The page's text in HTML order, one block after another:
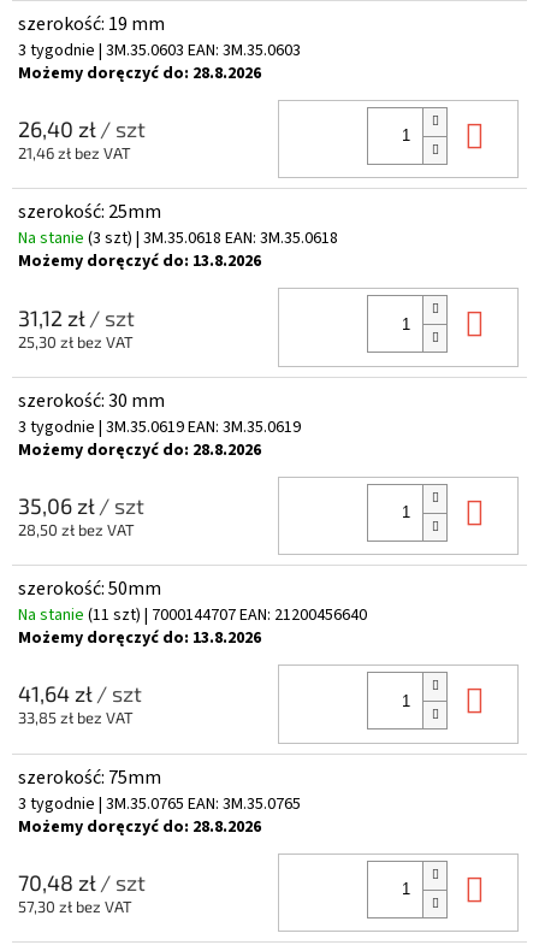
szerokość: 19 mm
3 tygodnie | 3M.35.0603 EAN: 3M.35.0603
Możemy doręczyć do: 28.8.2026
26,40 zł/ szt
21,46 zł bez VAT
szerokość: 25mm
Na stanie (3 szt) | 3M.35.0618 EAN: 3M.35.0618
Możemy doręczyć do: 13.8.2026
31,12 zł/ szt
25,30 zł bez VAT
szerokość: 30 mm
3 tygodnie | 3M.35.0619EAN: 3M.35.0619
Możemy doręczyć do: 28.8.2026
35,06 zł/ szt
28,50 zł bez VAT
szerokość: 50mm
Na stanie (11 szt) | 7000144707EAN: 21200456640
Możemy doręczyć do: 13.8.2026
41,64 zł/ szt
33,85 zł bez VAT
szerokość: 75mm
3 tygodnie | 3M.35.0765 EAN: 3M.35.0765
Możemy doręczyć do: 28.8.2026
70,48 zł/ szt
57,30 zł bez VAT